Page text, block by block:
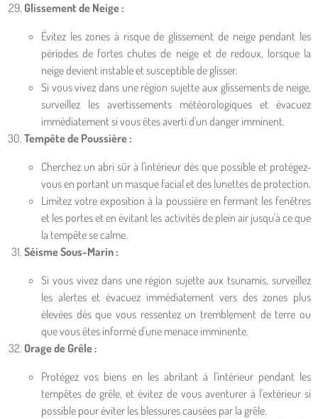
Glissement de Neige :
Évitez les zones à risque de glissement de neige pendant les
périodes de fortes chutes de neige et de redoux, lorsque la
neige devient instable et susceptible de glisser.
Si vous vivez dans une région sujette aux glissements de neige,
surveillez les avertissements météorologiques et évacuez
immédiatement si vous êtes averti d'un danger imminent.
Tempête de Poussière :
Cherchez un abri sûr à l'intérieur dès que possible et protégez-
vous en portant un masque facial et des lunettes de protection.
Limitez votre exposition à la poussière en fermant les fenêtres
et les portes et en évitant les activités de plein air jusqu'à ce que
la tempête se calme.
Séisme Sous-Marin :
Si vous vivez dans une région sujette aux tsunamis, surveillez
les alertes et évacuez immédiatement vers des zones plus
élevées dès que vous ressentez un tremblement de terre ou
que vous êtes informé d'une menace imminente.
Orage de Grêle :
Protégez vos biens en les abritant à l'intérieur pendant les
tempêtes de grêle, et évitez de vous aventurer à l'extérieur si
possible pour éviter les blessures causées par la grêle.